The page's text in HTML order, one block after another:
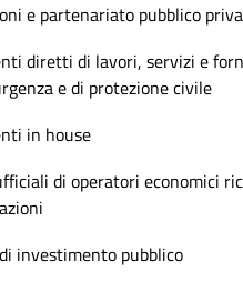
e partenariato pubblico
diretti di lavori, servizi e
e di protezione civile
in house
di operatori economici
investimento pubblico